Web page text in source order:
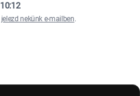
jelezd nekünk e-mailben.